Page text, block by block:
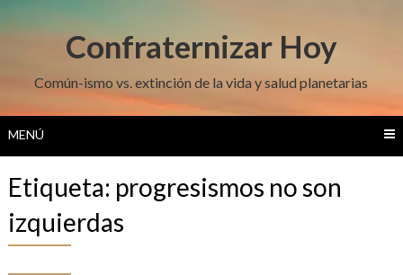
Confraternizar Hoy
Común-ismo vs. extinción de la vida y salud planetarias
MENÚ
Etiqueta: progresismos no son
izquierdas